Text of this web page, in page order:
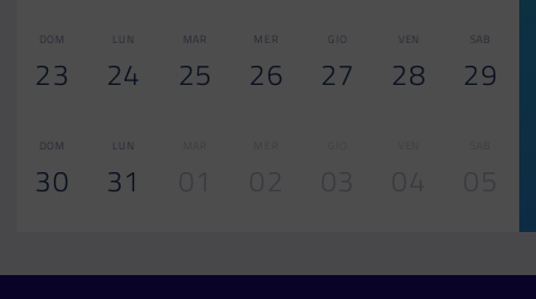
DOM
23
LUN
24
MAR
25
MER
26
GIO
27
VEN
28
SAB
29
DOM
30
LUN
31